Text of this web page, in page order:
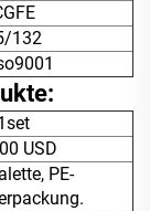
132
USD
PE-